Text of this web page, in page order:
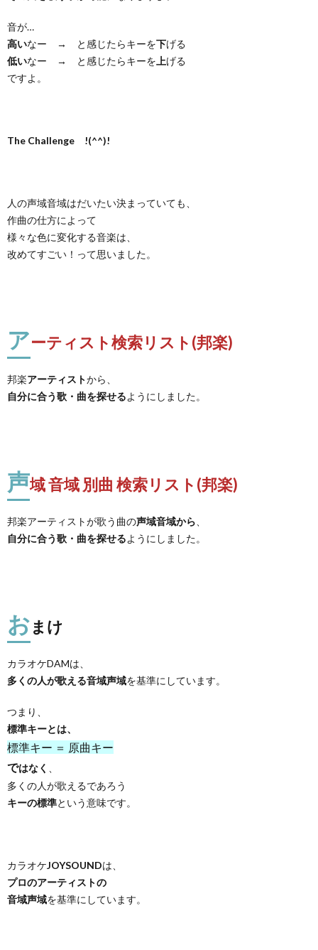
音が…
高いなー → と感じたらキーを下げる
低いなー → と感じたらキーを 上げる
ですよ。
The Challenge !(^^)!
人の声域音域はだいたい決まっていても、
作曲の仕方によって
様々な色に変化する音楽は、
改めてすごい！って思いました。
アーティスト検索リスト(邦楽)
邦楽アーティストから、
自分に合う歌・曲を探せるようにしました。
声域 音域 別曲 検索リスト(邦楽)
邦楽アーティストが歌う曲の声域音域から
自分に合う歌・曲を探せるようにしました。
おまけ
カラオケDAMは、
多くの人が歌える音域声域を基準にしています。
つまり、
標準キーとは、
標準キー ＝ 原曲キー
ではなく
多くの人が歌えるであろう
キーの標準という意味です。
カラオケJOYSOUNDは、
プロのアーティストの
音域声域を基準にしています。